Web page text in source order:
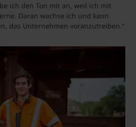
ich den Ton mit an, weil ich mit
Daran wachse ich und kann
das Unternehmen voranzutreiben.“